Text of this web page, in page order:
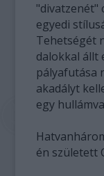
"divatzenét"
egyedi
Tehetségét
dalokkal állt
pályafutása
akadályt
egy
én született